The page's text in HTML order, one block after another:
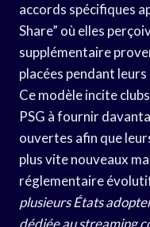
accords spécifiques
Share” où elles
supplémentaire
placées pendant
Ce modèle incite
PSG à fournir
ouvertes afin que
plus vite nouveaux
réglementaire
plusieurs États
dédiée au streaming